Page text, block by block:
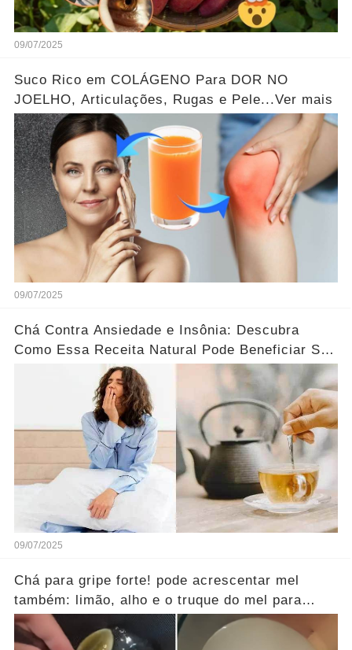
09/07/2025
Suco Rico em COLÁGENO Para DOR NO
JOELHO, Articulações, Rugas e Pele...Ver mais
09/07/2025
Chá Contra Ansiedade e Insônia: Descubra
Como Essa Receita Natural Pode Beneficiar Sua
Saúde Feminina...Ver mais
09/07/2025
Chá para gripe forte! pode acrescentar mel
também: limão, alho e o truque do mel para
reforçar sua imunidade!